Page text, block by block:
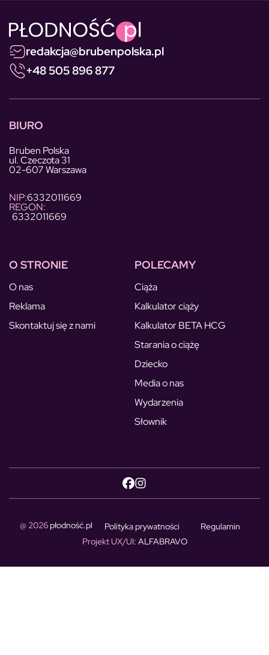
redakcja@brubenpolska.pl
+48 505 896 877
BIURO
Bruben Polska
ul. Czeczota 31
02-607 Warszawa
NIP:6332011669
REGON:
6332011669
O STRONIE
O nas
Reklama
Skontaktuj się z nami
POLECAMY
Ciąża
Kalkulator ciąży
Kalkulator BETA HCG
Starania o ciążę
Dziecko
Media o nas
Wydarzenia
Słownik
@ 2026płodność.pl Polityka prywatności
Regulamin
Projekt UX/UI: ALFABRAVO